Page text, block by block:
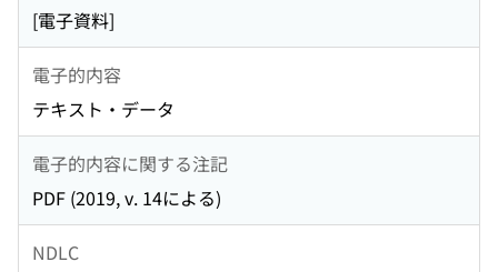
[電子資料]
電子的内容
テキスト・データ
電子的内容に関する注記
PDF (2019, v. 14による)
NDLC